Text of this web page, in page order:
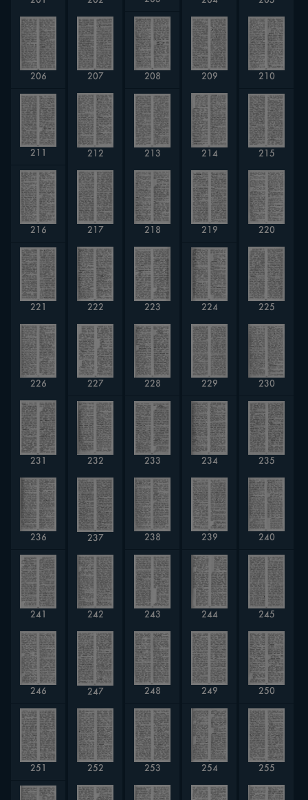
206 207 208 209 210
211 212 213 214 215
216 217 218 219 220
221 222 223 224 225
226 227 228 229 230
231 232 233 234 235
236 237 238 239 240
241 242 243 244 245
246 247 248 249 250
251 252 253 254 255